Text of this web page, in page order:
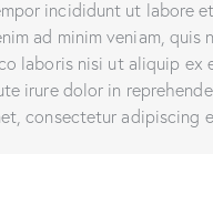
incididunt ut labore
ad minim veniam, quis
laboris nisi ut aliquip ex
irure dolor in
consectetur adipiscing